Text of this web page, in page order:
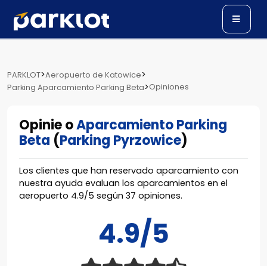
PARKLOT>Aeropuerto de Katowice>
Parking Aparcamiento Parking Beta>Opiniones
Opinie oAparcamiento Parking
Beta (Parking Pyrzowice)
Los clientes que han reservado aparcamiento con
nuestra ayuda evaluan los aparcamientos en el
aeropuerto 4.9/5 según 37 opiniones.
4.9/5